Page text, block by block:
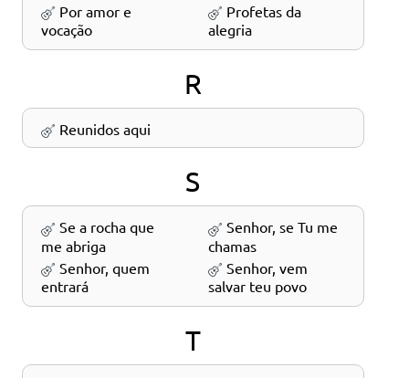
Por amor e
vocação
Profetas da
alegria
R
Reunidos aqui
S
Se a rocha que
me abriga
Senhor, quem
entrará
Senhor, se Tu me
chamas
Senhor, vem
salvar teu povo
T